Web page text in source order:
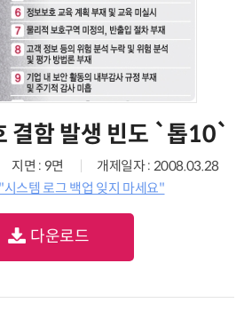
결함 발생 빈도 `톱10`
지면 : 9면
개제일자 : 2008.03.28
"시스템 로그 백업 잊지 마세요"
다운로드